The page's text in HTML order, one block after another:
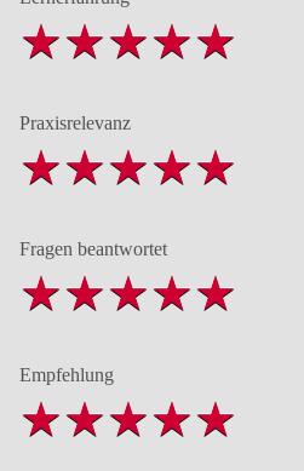
Praxisrelevanz
Fragen beantwortet
Empfehlung